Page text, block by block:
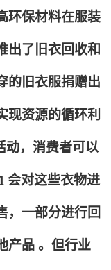
环保材料在服装
出了旧衣回收和
的旧衣服捐赠出
现资源的循环利
动，消费者可以
会对这些衣物进
，一部分进行回
产品 。但行业